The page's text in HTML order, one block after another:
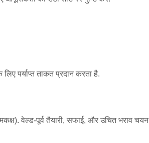
पर्याप्त ताकत प्रदान करता है.
वेल्ड-पूर्व तैयारी, सफाई, और उचित भराव चयन